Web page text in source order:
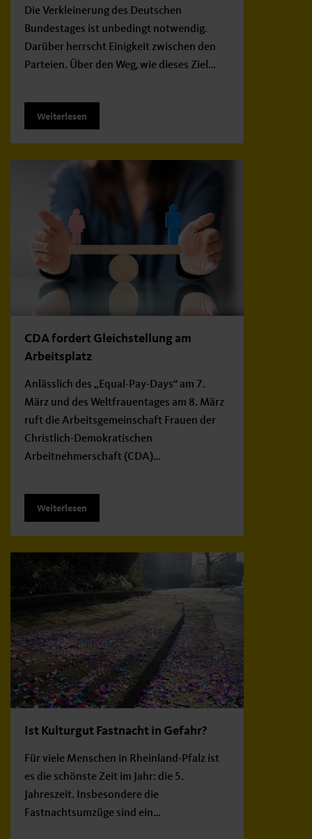
Die Verkleinerung des Deutschen
Bundestages ist unbedingt notwendig.
Darüber herrscht Einigkeit zwischen den
Parteien. Über den Weg, wie dieses Ziel…
Weiterlesen
CDA fordert Gleichstellung am
Arbeitsplatz
Anlässlich des „Equal-Pay-Days“ am 7.
März und des Weltfrauentages am 8. März
ruft die Arbeitsgemeinschaft Frauen der
Christlich-Demokratischen
Arbeitnehmerschaft (CDA)…
Weiterlesen
Ist Kulturgut Fastnacht in Gefahr?
Für viele Menschen in Rheinland-Pfalz ist
es die schönste Zeit im Jahr: die 5.
Jahreszeit. Insbesondere die
Fastnachtsumzüge sind ein…